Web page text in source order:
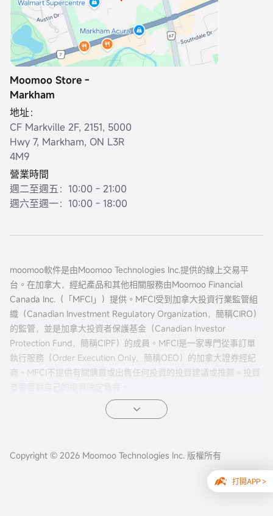
打開APP >
Moomoo Store -
Markham
地址：
CF Markville 2F, 2151, 5000
Hwy 7, Markham, ON L3R
4M9
營業時間
週二至週五：10:00 - 21:00
週六至週一：10:00 - 18:00
moomoo軟件是由Moomoo Technologies Inc.提供的線上交易平
台。在加拿大，經紀產品和其他相關服務由Moomoo Financial
Canada Inc.（「MFCI」）提供。MFCI受到加拿大投資行業監管組
織（Canadian Investment Regulatory Organization，簡稱CIRO）
的監管，並是加拿大投資者保護基金（Canadian Investor
Protection Fund，簡稱CIPF）的成員。MFCI是一家專門從事訂單
執行服務（Order Execution Only，簡稱OEO）的加拿大證券經紀
商。MFCI不提供有關購買或出售任何投資的投資建議或推薦。投資
所有投資都涉及風險，包括可能的本金損失。過往的證券、市場或
因素而異。市場波動、交易量和系統可用性可能會延遲賬戶訪問和
Copyright © 2026 Moomoo Technologies Inc. 版權所有